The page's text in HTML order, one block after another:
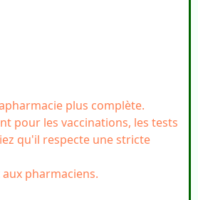
plus complète.
pour les vaccinations, les tests
qu'il respecte une stricte
pharmaciens.